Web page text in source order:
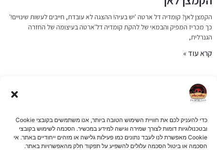
כדי להעניק לכם את חוויית השימוש הטובה ביותר, אנו משתמשים בקובצי Cookie
ובטכנולוגיות דומות לצורך שמירה וגישה למידע במכשיר. הסכמה לשימוש בקובצי
Cookie מאפשרת לנו לעבד נתונים כמו פעילות גלישה או מזהים ייחודיים באתר. אי
הסכמה או ביטול הסכמה עלולים להשפיע על תפקוד חלק מהאפשרויות באתר.
הקמצן לאן? קומדיה דל ארטה 'יש בעיה! ההצגה לא עובדת, חייבים לעשות שינויים!'
כך מכריז המפיק והבמאי של להקת קומדיה דל'ארטה בעיצומה של החזרה
הגנרלית,
קרא עוד »